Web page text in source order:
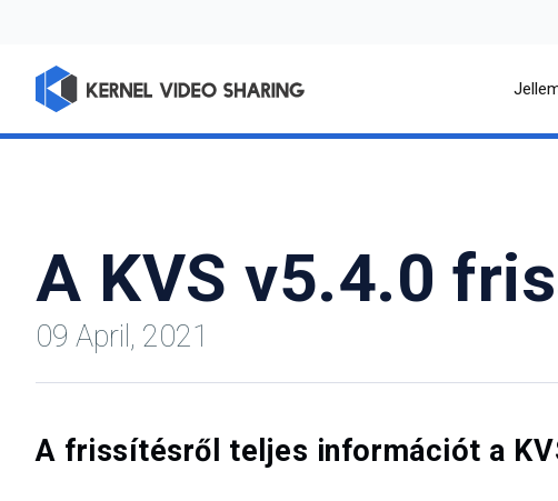
A KVS v5.4.0
09 April, 2021
A frissítésről teljes információt a